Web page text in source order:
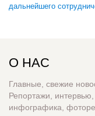
дальнейшего
О НАС
Главные, свежие
Репортажи,
инфографика,